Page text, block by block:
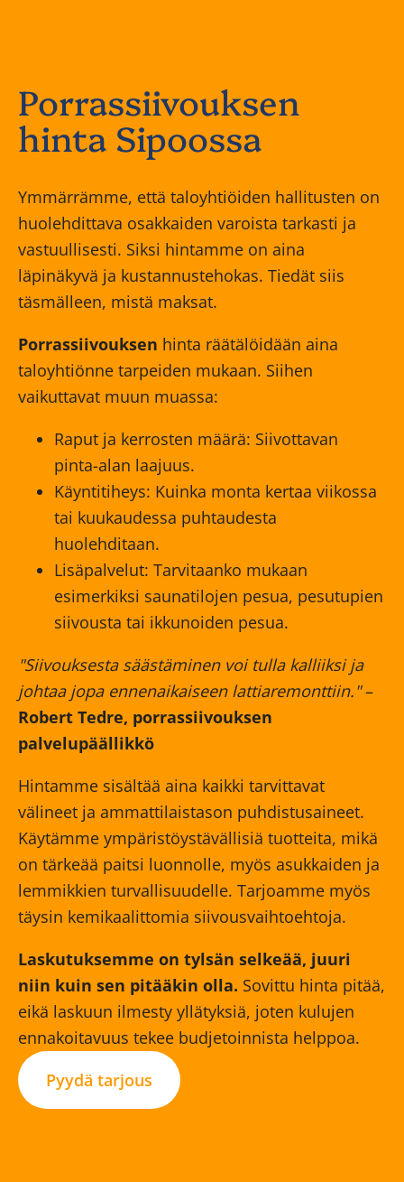
Porrassiivouksen
hinta Sipoossa
Ymmärrämme, että taloyhtiöiden hallitusten on
huolehdittava osakkaiden varoista tarkasti ja
vastuullisesti. Siksi hintamme on aina
läpinäkyvä ja kustannustehokas. Tiedät siis
täsmälleen, mistä maksat.
Porrassiivouksen hinta räätälöidään aina
taloyhtiönne tarpeiden mukaan. Siihen
vaikuttavat muun muassa:
Raput ja kerrosten määrä: Siivottavan
pinta-alan laajuus.
Käyntitiheys: Kuinka monta kertaa viikossa
tai kuukaudessa puhtaudesta
huolehditaan.
Lisäpalvelut: Tarvitaanko mukaan
esimerkiksi saunatilojen pesua, pesutupien
siivousta tai ikkunoiden pesua.
"Siivouksesta säästäminen voi tulla kalliiksi ja
johtaa jopa ennenaikaiseen lattiaremonttiin."–
Robert Tedre, porrassiivouksen
palvelupäällikkö
Hintamme sisältää aina kaikki tarvittavat
välineet ja ammattilaistason puhdistusaineet.
Käytämme ympäristöystävällisiä tuotteita, mikä
on tärkeää paitsi luonnolle, myös asukkaiden ja
lemmikkien turvallisuudelle. Tarjoamme myös
täysin kemikaalittomia siivousvaihtoehtoja.
Laskutuksemme on tylsän selkeää, juuri
niin kuin sen pitääkin olla. Sovittu hinta pitää,
eikä laskuun ilmesty yllätyksiä, joten kulujen
ennakoitavuus tekee budjetoinnista helppoa.
Pyydä tarjous